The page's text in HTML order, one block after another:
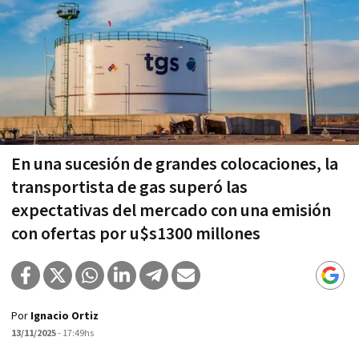
En una sucesión de grandes colocaciones, la
transportista de gas superó las
expectativas del mercado con una emisión
con ofertas por u$s1300 millones
Por Ignacio Ortiz
13/11/2025- 17:49hs